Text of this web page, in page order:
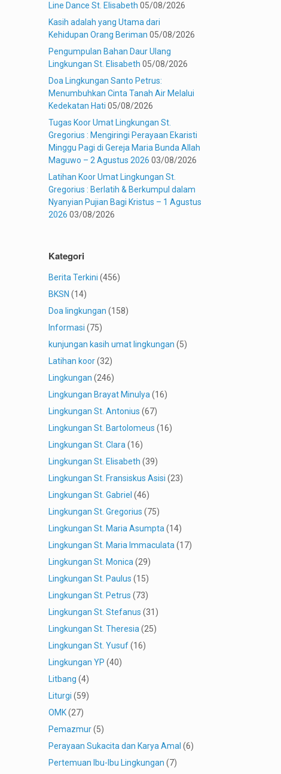
Line Dance St. Elisabeth 05/08/2026
Kasih adalah yang Utama dari
Kehidupan Orang Beriman 05/08/2026
Pengumpulan Bahan Daur Ulang
Lingkungan St. Elisabeth 05/08/2026
Doa Lingkungan Santo Petrus:
Menumbuhkan Cinta Tanah Air Melalui
Kedekatan Hati 05/08/2026
Tugas Koor Umat Lingkungan St.
Gregorius : Mengiringi Perayaan Ekaristi
Minggu Pagi di Gereja Maria Bunda Allah
Maguwo – 2 Agustus 2026 03/08/2026
Latihan Koor Umat Lingkungan St.
Gregorius : Berlatih & Berkumpul dalam
Nyanyian Pujian Bagi Kristus – 1 Agustus
2026 03/08/2026
Kategori
Berita Terkini (456)
BKSN (14)
Doa lingkungan (158)
Informasi (75)
kunjungan kasih umat lingkungan (5)
Latihan koor(32)
Lingkungan (246)
Lingkungan Brayat Minulya (16)
Lingkungan St. Antonius (67)
Lingkungan St. Bartolomeus (16)
Lingkungan St. Clara (16)
Lingkungan St. Elisabeth (39)
Lingkungan St. Fransiskus Asisi (23)
Lingkungan St. Gabriel (46)
Lingkungan St. Gregorius (75)
Lingkungan St. Maria Asumpta (14)
Lingkungan St. Maria Immaculata (17)
Lingkungan St. Monica (29)
Lingkungan St. Paulus (15)
Lingkungan St. Petrus (73)
Lingkungan St. Stefanus (31)
Lingkungan St. Theresia (25)
Lingkungan St. Yusuf(16)
Lingkungan YP (40)
Litbang (4)
Liturgi (59)
OMK(27)
Pemazmur(5)
Perayaan Sukacita dan Karya Amal (6)
Pertemuan Ibu-Ibu Lingkungan (7)